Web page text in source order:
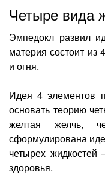
Четыре вида
Эмпедокл развил
материя состоит из
и огня.
Идея 4 элементов
основать теорию
желтая желчь,
сформулирована
четырех жидкостей
здоровья.